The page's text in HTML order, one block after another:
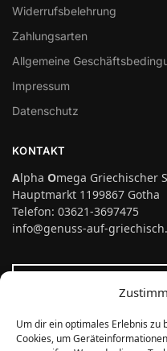
Um dir ein optimales Erlebnis zu
Cookies, um
Widerrufsbelehrung
Zahlungsarten
Allgemeine
Impressum
Datenschutz
KONTAKT
Alpha Omega Griechischer
Hauptmarkt 1199867 Gotha
Telefon: 03621-3697475
info@genuss-auf-
Vertrag widerrufen
ÖFFNUNGSZEITEN